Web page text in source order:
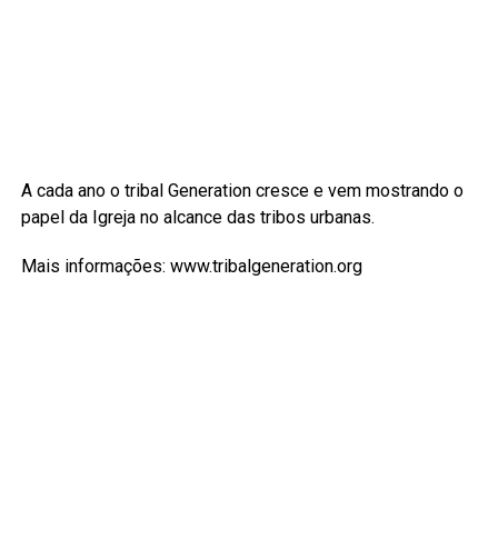
A cada ano o tribal Generation cresce e vem mostrando o
papel da Igreja no alcance das tribos urbanas.
Mais informações: www.tribalgeneration.org